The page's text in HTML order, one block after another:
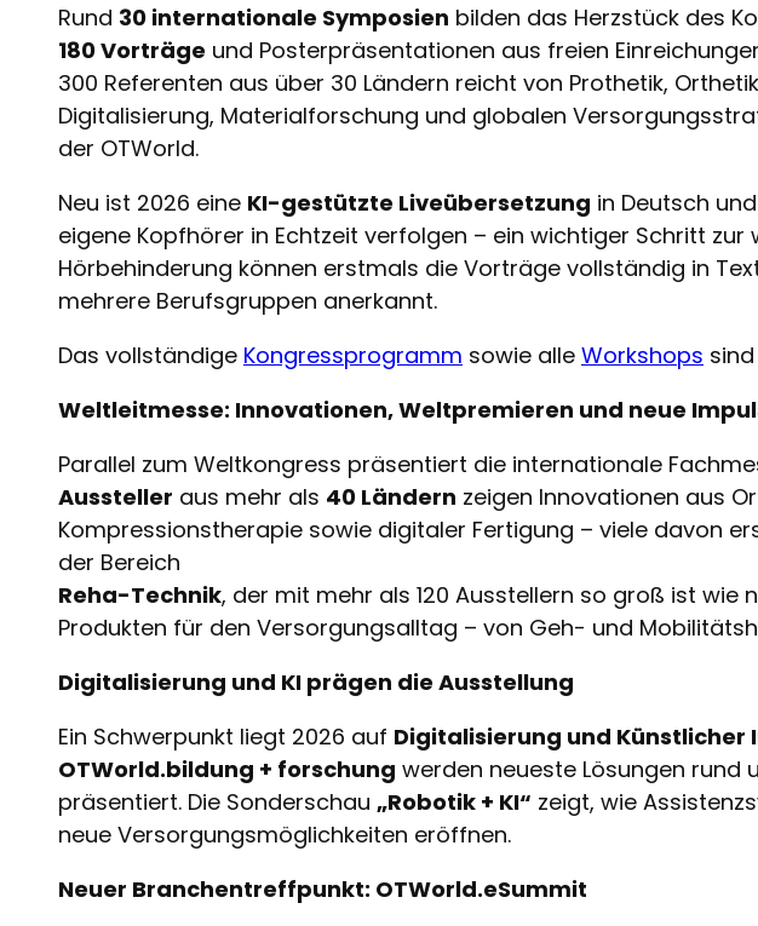
Rund 30 internationale Symposien bilden das Herzstück des
180 Vorträge und Posterpräsentationen aus freien
300 Referenten aus über 30 Ländern reicht von Prothetik,
Digitalisierung, Materialforschung und globalen
der OTWorld.
Neu ist 2026 eine KI-gestützte Liveübersetzung in Deutsch
eigene Kopfhörer in Echtzeit verfolgen – ein wichtiger Schritt
Hörbehinderung können erstmals die Vorträge vollständig in
mehrere Berufsgruppen anerkannt.
Das vollständige Kongressprogramm sowie alle Workshops
Weltleitmesse: Innovationen, Weltpremieren und neue
Parallel zum Weltkongress präsentiert die internationale
Aussteller aus mehr als 40 Ländern zeigen Innovationen aus
Kompressionstherapie sowie digitaler Fertigung – viele davon
der Bereich
Reha-Technik, der mit mehr als 120 Ausstellern so groß ist
Produkten für den Versorgungsalltag – von Geh- und
Digitalisierung und KI prägen die Ausstellung
Ein Schwerpunkt liegt 2026 auf Digitalisierung und Künstlicher
OTWorld.bildung + forschung werden neueste Lösungen rund
präsentiert. Die Sonderschau „Robotik + KI“ zeigt, wie
neue Versorgungsmöglichkeiten eröffnen.
Neuer Branchentreffpunkt: OTWorld.eSummit